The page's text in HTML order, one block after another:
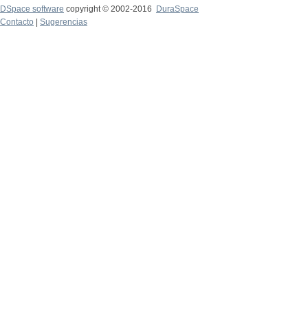
DSpace software copyright © 2002-2016
DuraSpace
Contacto
Sugerencias